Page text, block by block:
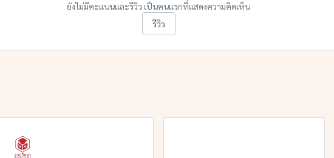
ยังไม่มีคะแนนและรีวิว เป็นคนแรกที่แสดงความคิดเห็น
รีวิว